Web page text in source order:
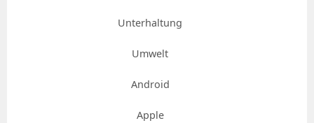
Unterhaltung
Umwelt
Android
Apple